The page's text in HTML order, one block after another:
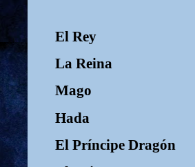
El Rey
La Reina
Mago
Hada
El Príncipe Dragón